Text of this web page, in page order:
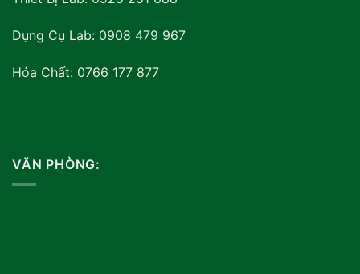
Dụng Cụ Lab: 0908 479 967
Hóa Chất: 0766 177 877
VĂN PHÒNG: